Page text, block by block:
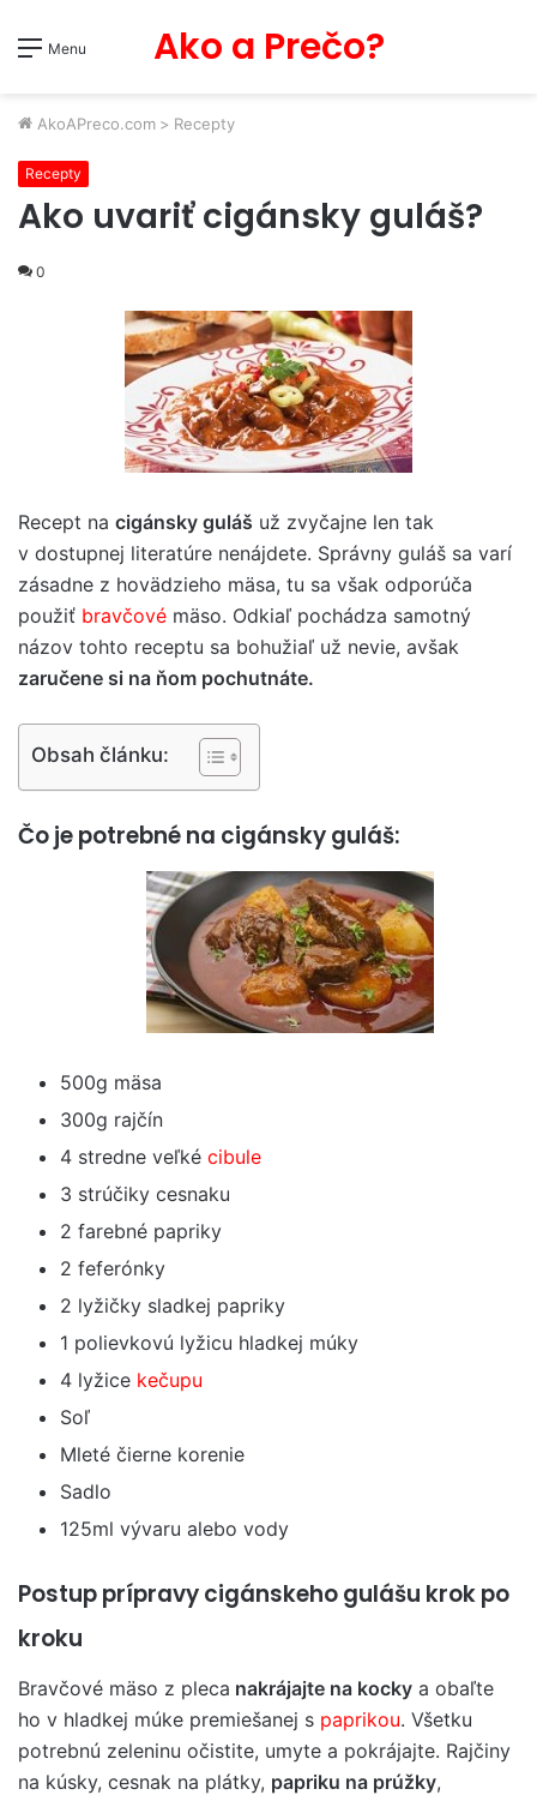
Menu Ako a Prečo?
AkoAPreco.com > Recepty
Recepty
Ako uvariť cigánsky guláš?
0
Recept na cigánsky guláš už zvyčajne len tak
v dostupnej literatúre nenájdete. Správny guláš sa varí
zásadne z hovädzieho mäsa, tu sa však odporúča
použiť bravčové mäso. Odkiaľ pochádza samotný
názov tohto receptu sa bohužiaľ už nevie, avšak
zaručene si na ňom pochutnáte.
Obsah článku:
Čo je potrebné na cigánsky guláš:
500g mäsa
300g rajčín
4 stredne veľké cibule
3 strúčiky cesnaku
2 farebné papriky
2 feferónky
2 lyžičky sladkej papriky
1 polievkovú lyžicu hladkej múky
4 lyžice kečupu
Soľ
Mleté čierne korenie
Sadlo
125ml vývaru alebo vody
Postup prípravy cigánskeho gulášu krok po
kroku
Bravčové mäso z pleca nakrájajte na kocky a obaľte
ho v hladkej múke premiešanej s paprikou. Všetku
potrebnú zeleninu očistite, umyte a pokrájajte. Rajčiny
na kúsky, cesnak na plátky, papriku na prúžky,